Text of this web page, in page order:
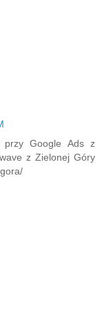
przy Google Ads z
z Zielonej Góry